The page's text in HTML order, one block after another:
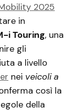
2025
in
i Touring, una
gli
a livello
nei veicoli a
così la
della